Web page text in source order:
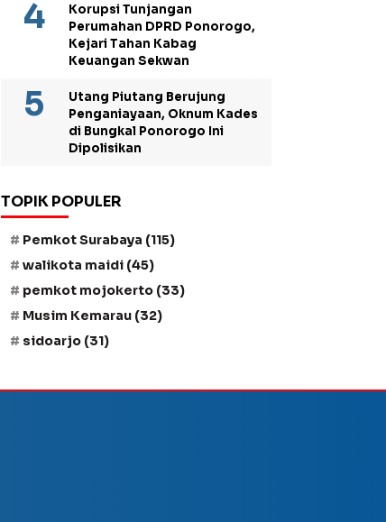
Korupsi Tunjangan
Perumahan DPRD Ponorogo,
Kejari Tahan Kabag
Keuangan Sekwan
Utang Piutang Berujung
Penganiayaan, Oknum Kades
di Bungkal Ponorogo Ini
Dipolisikan
TOPIK POPULER
Pemkot Surabaya (115)
walikota maidi (45)
pemkot mojokerto (33)
Musim Kemarau (32)
sidoarjo (31)